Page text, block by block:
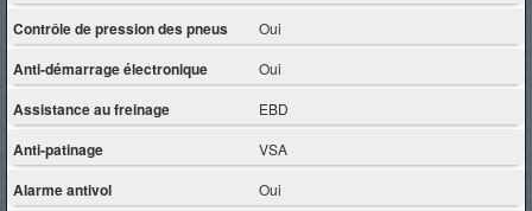
Contrôle de pression des pneus Oui
Anti-démarrage électronique Oui
Assistance au freinage EBD
Anti-patinage VSA
Alarme antivol Oui